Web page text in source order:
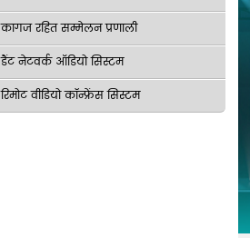
कागज रहित सम्मेलन प्रणाली
डैंट नेटवर्क ऑडियो सिस्टम
रिमोट वीडियो कॉन्फ्रेंस सिस्टम